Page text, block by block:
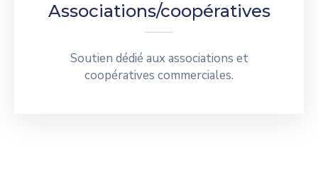
Associations/coopératives
Soutien dédié aux associations et
coopératives commerciales.